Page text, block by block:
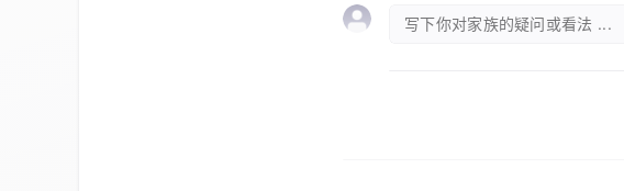
写下你对家族的疑问或看法 ...